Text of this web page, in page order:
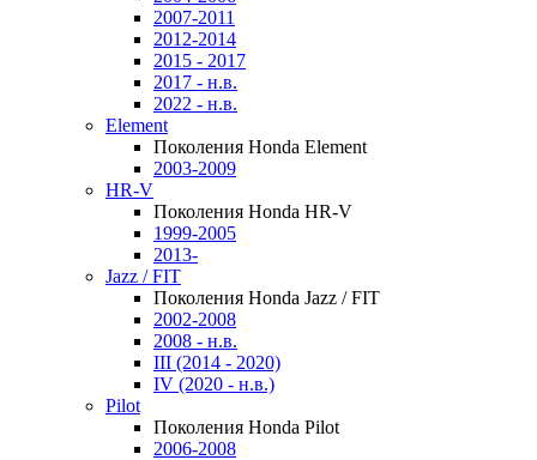
2007-2011
2012-2014
2015 - 2017
2017 - н.в.
2022 - н.в.
Element
Поколения Honda Element
2003-2009
HR-V
Поколения Honda HR-V
1999-2005
2013-
Jazz / FIT
Поколения Honda Jazz / FIT
2002-2008
2008 - н.в.
III (2014 - 2020)
IV (2020 - н.в.)
Pilot
Поколения Honda Pilot
2006-2008